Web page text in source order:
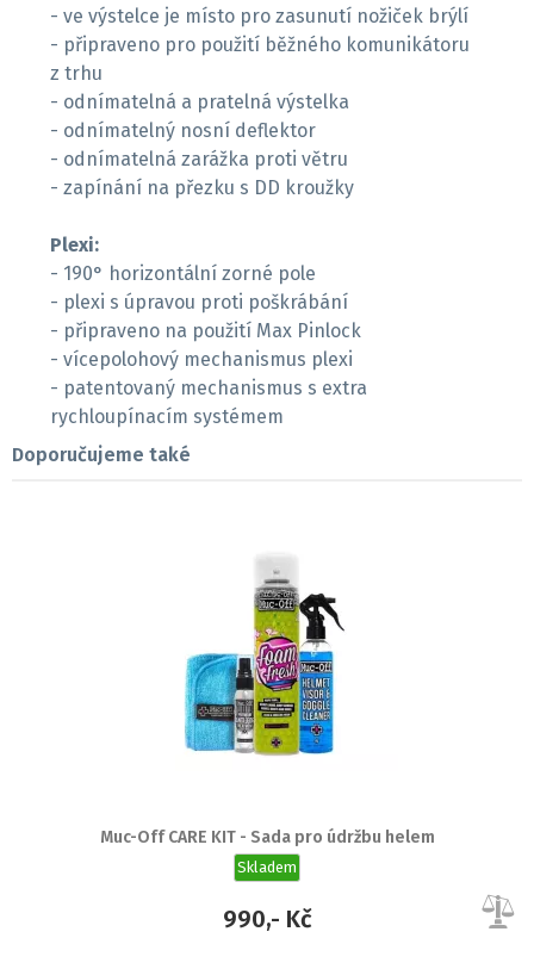
- ve výstelce je místo pro zasunutí nožiček brýlí
- připraveno pro použití běžného komunikátoru
z trhu
- odnímatelná a pratelná výstelka
- odnímatelný nosní deflektor
- odnímatelná zarážka proti větru
- zapínání na přezku s DD kroužky
Plexi:
- 190° horizontální zorné pole
- plexi s úpravou proti poškrábání
- připraveno na použití Max Pinlock
- vícepolohový mechanismus plexi
- patentovaný mechanismus s extra
rychloupínacím systémem
Doporučujeme také
Muc-Off CARE KIT - Sada pro údržbu helem
Skladem
990,- Kč